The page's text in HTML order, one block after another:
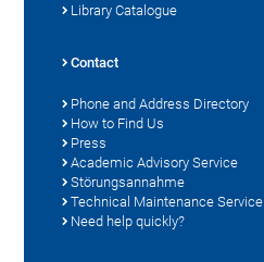
Library Catalogue
Contact
Phone and Address Directory
How to Find Us
Press
Academic Advisory Service
Störungsannahme
Technical Maintenance Service
Need help quickly?